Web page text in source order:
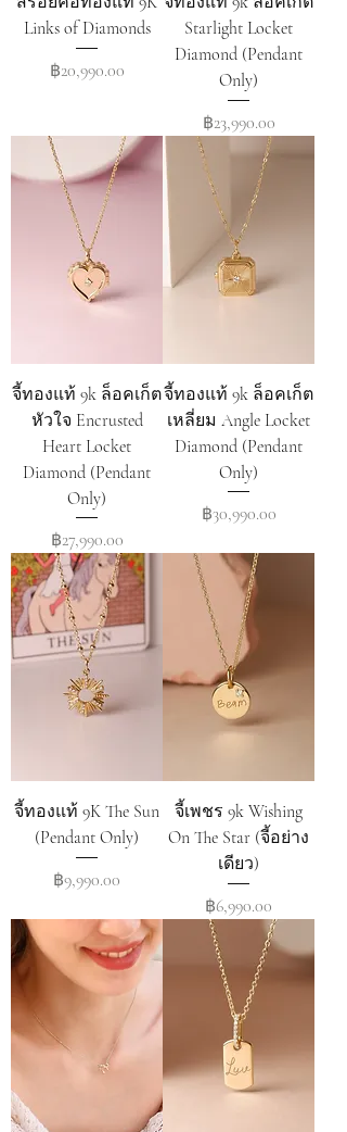
Links of Diamonds
Price
฿20,990.00
Starlight Locket
Diamond (Pendant
Only)
Price
฿23,990.00
จี้ทองแท้ 9k ล็อคเก็ต
หัวใจ Encrusted
Heart Locket
Diamond (Pendant
Only)
Price
฿27,990.00
จี้ทองแท้ 9k ล็อคเก็ต
เหลี่ยม Angle Locket
Diamond (Pendant
Only)
Price
฿30,990.00
จี้ทองแท้ 9K The Sun
(Pendant Only)
Price
฿9,990.00
จี้เพชร 9k Wishing
On The Star (จี้อย่าง
เดียว)
Price
฿6,990.00